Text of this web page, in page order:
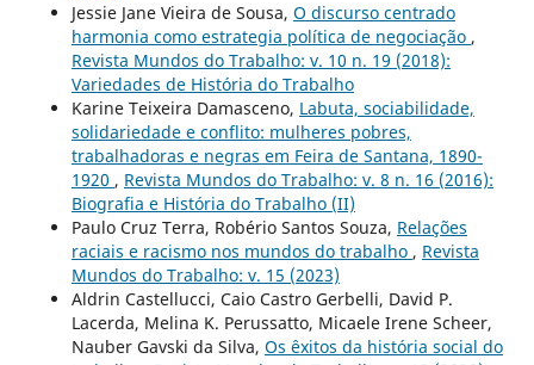
Jessie Jane Vieira de Sousa, O discurso centrado
harmonia como estrategia política de negociação ,
Revista Mundos do Trabalho: v. 10 n. 19 (2018):
Variedades de História do Trabalho
Karine Teixeira Damasceno, Labuta, sociabilidade,
solidariedade e conflito: mulheres pobres,
trabalhadoras e negras em Feira de Santana, 1890-
1920 , Revista Mundos do Trabalho: v. 8 n. 16 (2016):
Biografia e História do Trabalho (II)
Paulo Cruz Terra, Robério Santos Souza, Relações
raciais e racismo nos mundos do trabalho , Revista
Mundos do Trabalho: v. 15 (2023)
Aldrin Castellucci, Caio Castro Gerbelli, David P.
Lacerda, Melina K. Perussatto, Micaele Irene Scheer,
Nauber Gavski da Silva, Os êxitos da história social do